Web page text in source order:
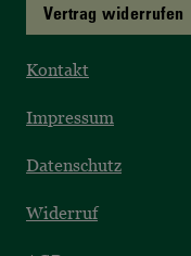
Vertrag widerrufen
Kontakt
Impressum
Datenschutz
Widerruf